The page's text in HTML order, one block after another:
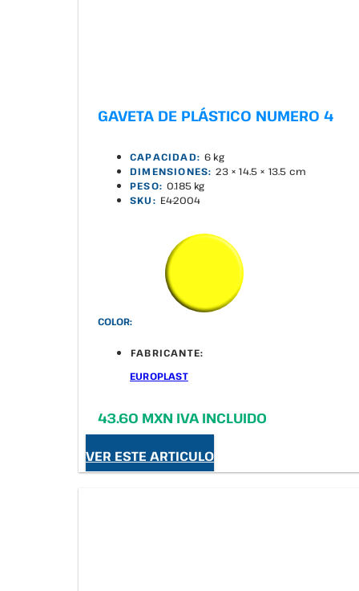
GAVETA DE PLÁSTICO NUMERO 4
CAPACIDAD: 6 kg
DIMENSIONES: 23 × 14.5 × 13.5 cm
PESO: 0.185 kg
SKU: E4-2004
COLOR:
FABRICANTE:
EUROPLAST
43.60 MXN IVA INCLUIDO
VER ESTE ARTICULO